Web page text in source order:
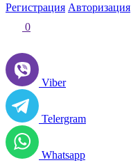
Регистрация Авторизация
0
Viber
Telergram
Whatsapp